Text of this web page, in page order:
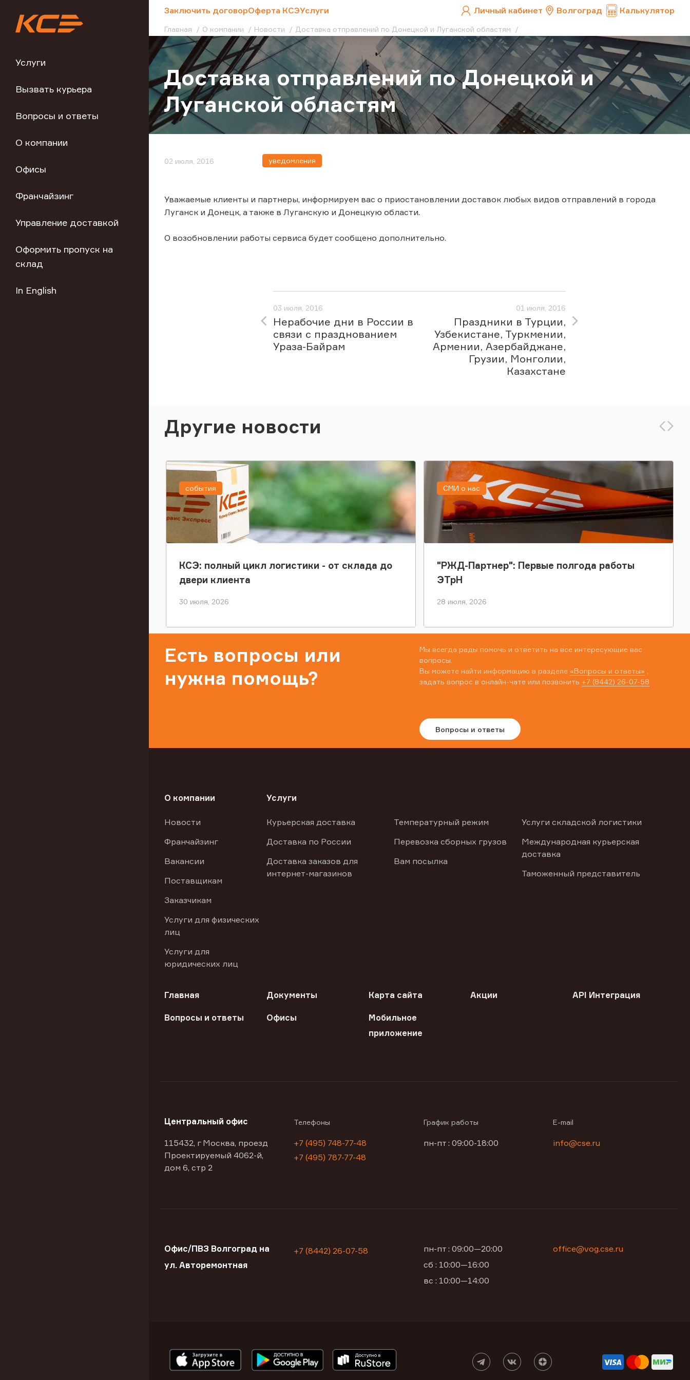
Услуги
Вызвать курьера
Вопросы и ответы
О компании
Офисы
Франчайзинг
Управление доставкой
Оформить пропуск на
склад
In English
Заключить договорОферта КСЭУслуги Личный кабинет Волгоград Калькулятор
Главная О компании Новости Доставка отправлений по Донецкой и Луганской областям
Доставка отправлений по Донецкой и
Луганской областям
02 июля, 2016 уведомления
Уважаемые клиенты и партнеры, информируем вас о приостановлении доставок любых видов отправлений в города
Луганск и Донецк, а также в Луганскую и Донецкую области.
О возобновлении работы сервиса будет сообщено дополнительно.
03 июля, 2016
Нерабочие дни в России в
связи с празднованием
Ураза-Байрам
01 июля, 2016
Праздники в Турции,
Узбекистане, Туркмении,
Армении, Азербайджане,
Грузии, Монголии,
Казахстане
Другие новости
КСЭ: полный цикл логистики - от склада до
двери клиента
30 июля, 2026
события
"РЖД-Партнер": Первые полгода работы
ЭТрН
28 июля, 2026
СМИ о нас
Есть вопросы или
нужна помощь?
Мы всегда рады помочь и ответить на все интересующие вас
вопросы.
Вы можете найти информацию в разделе «Вопросы и ответы»
задать вопрос в онлайн-чате или позвонить +7 (8442) 26-07-58
Вопросы и ответы
О компании
Новости
Франчайзинг
Вакансии
Поставщикам
Заказчикам
Услуги для физических
лиц
Услуги для
юридических лиц
Услуги
Курьерская доставка
Доставка по России
Доставка заказов для
интернет-магазинов
Температурный режим
Перевозка сборных грузов
Вам посылка
Услуги складской логистики
Международная курьерская
доставка
Таможенный представитель
Главная Документы Карта сайта Акции API Интеграция
Вопросы и ответы Офисы
Мобильное
приложение
Центральный офис
115432, г Москва, проезд
Проектируемый 4062-й,
дом 6, стр 2
Телефоны
+7 (495) 748-77-48
+7 (495) 787-77-48
График работы
пн-пт : 09:00-18:00
E-mail
info@cse.ru
Офис/ПВЗ Волгоград на
ул. Авторемонтная
+7 (8442) 26-07-58
пн-пт : 09:00—20:00
сб : 10:00—16:00
вс : 10:00—14:00
office@vog.cse.ru